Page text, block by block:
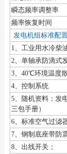
瞬态频率调整率
频率恢复时间
发电机组标准配
1、工业用水冷柴
2、单轴承防滴式
3、40℃环境温度
4、控制系统
5、随机资料：发
三包手册）
6、标准空气过滤
7、钢制底座带防
8、出线开关；